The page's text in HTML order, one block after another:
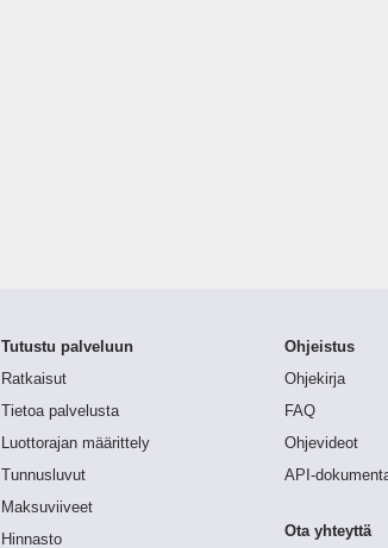
Tutustu palveluun
Ratkaisut
Tietoa palvelusta
Luottorajan määrittely
Tunnusluvut
Maksuviiveet
Hinnasto
Ohjeistus
Ohjekirja
FAQ
Ohjevideot
API-
Ota yhteyttä